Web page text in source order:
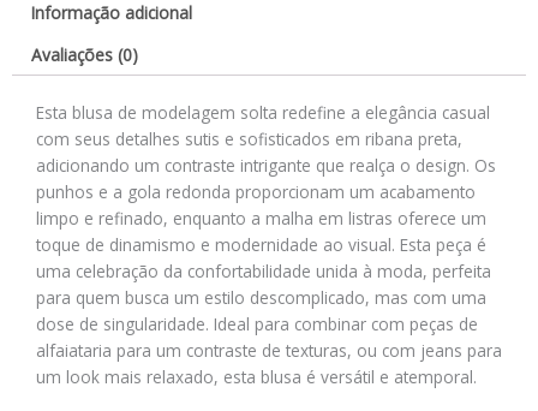
Informação adicional
Avaliações (0)
Esta blusa de modelagem solta redefine a elegância casual
com seus detalhes sutis e sofisticados em ribana preta,
adicionando um contraste intrigante que realça o design. Os
punhos e a gola redonda proporcionam um acabamento
limpo e refinado, enquanto a malha em listras oferece um
toque de dinamismo e modernidade ao visual. Esta peça é
uma celebração da confortabilidade unida à moda, perfeita
para quem busca um estilo descomplicado, mas com uma
dose de singularidade. Ideal para combinar com peças de
alfaiataria para um contraste de texturas, ou com jeans para
um look mais relaxado, esta blusa é versátil e atemporal.